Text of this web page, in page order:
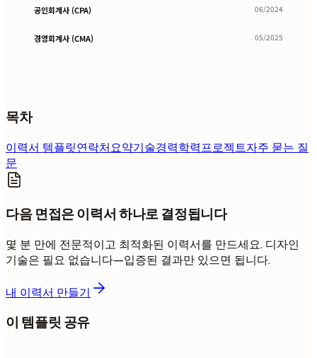
공인회계사 (CPA) 06/2024
경영회계사 (CMA) 05/2025
목차
이력서 템플릿연락처요약기술경력학력프로젝트자주 묻는 질
문
다음 면접은 이력서 하나로 결정됩니다
몇 분 만에 전문적이고 최적화된 이력서를 만드세요. 디자인
기술은 필요 없습니다—입증된 결과만 있으면 됩니다.
내 이력서 만들기
이 템플릿 공유